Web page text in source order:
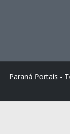
Paraná Portais -